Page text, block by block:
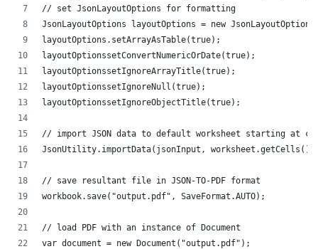
// set JsonLayoutOptions for formatting
JsonLayoutOptions layoutOptions = new
layoutOptions.setArrayAsTable(true);
layoutOptionssetConvertNumericOrDate(true);
layoutOptionssetIgnoreArrayTitle(true);
layoutOptionssetIgnoreNull(true);
layoutOptionssetIgnoreObjectTitle(true);
// import JSON data to default worksheet starting at
JsonUtility.importData(jsonInput,
// save resultant file in JSON-TO-PDF format
workbook.save("output.pdf", SaveFormat.AUTO);
// load PDF with an instance of Document
var document = new Document("output.pdf");